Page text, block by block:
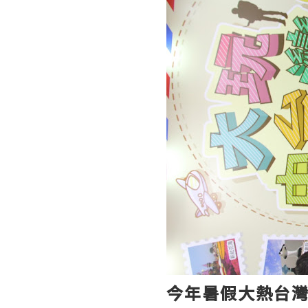
今年暑假大熱台